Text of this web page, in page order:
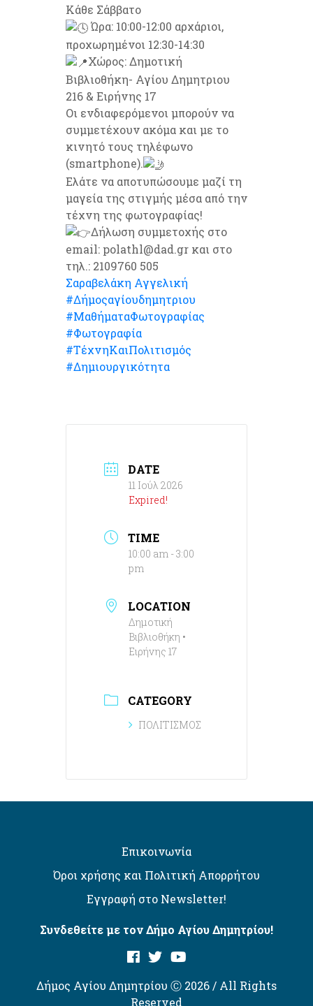
Κάθε Σάββατο
Ώρα: 10:00-12:00 αρχάριοι,
προχωρημένοι 12:30-14:30
Χώρος: Δημοτική
Βιβλιοθήκη- Αγίου Δημητριου
216 & Ειρήνης 17
Οι ενδιαφερόμενοι μπορούν να
συμμετέχουν ακόμα και με το
κινητό τους τηλέφωνο
(smartphone).
Ελάτε να αποτυπώσουμε μαζί τη
μαγεία της στιγμής μέσα από την
τέχνη της φωτογραφίας!
Δήλωση συμμετοχής στο
email: polathl@dad.gr και στο
τηλ.: 2109760 505
Σαραβελάκη Αγγελική
#Δήμοςαγίουδημητριου
#ΜαθήματαΦωτογραφίας
#Φωτογραφία
#ΤέχνηΚαιΠολιτισμός
#Δημιουργικότητα
DATE
11 Ιούλ 2026
Expired!
TIME
10:00 am - 3:00
pm
LOCATION
Δημοτική
Βιβλιοθήκη •
Ειρήνης 17
CATEGORY
ΠΟΛΙΤΙΣΜΟΣ
Επικοινωνία
Όροι χρήσης και Πολιτική Απορρήτου
Εγγραφή στο Newsletter!
Συνδεθείτε με τον Δήμο Αγίου Δημητρίου!
Δήμος Αγίου Δημητρίου Ⓒ 2026 / All Rights
Reserved